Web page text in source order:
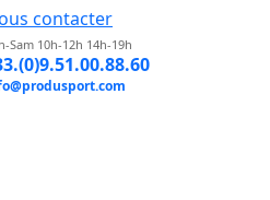
contacter
Sam 10h-12h 14h-19h